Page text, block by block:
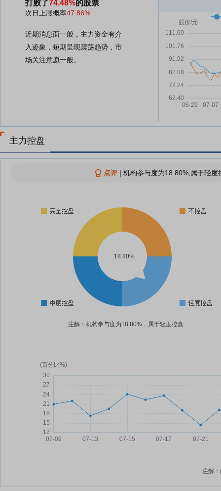
打败了74.48%的股票
次日上涨概率47.86%
近期消息面一般，主力资金有介
入迹象，短期呈现震荡趋势，市
场关注意愿一般。
主力控盘
点评| 机构参与度为18.80%,属于轻
18.80%
注解：机构参与度为18.80%，属于轻度控盘
注解